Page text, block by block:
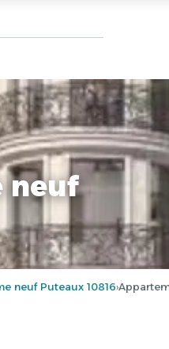
neuf
neuf Puteaux 10816›